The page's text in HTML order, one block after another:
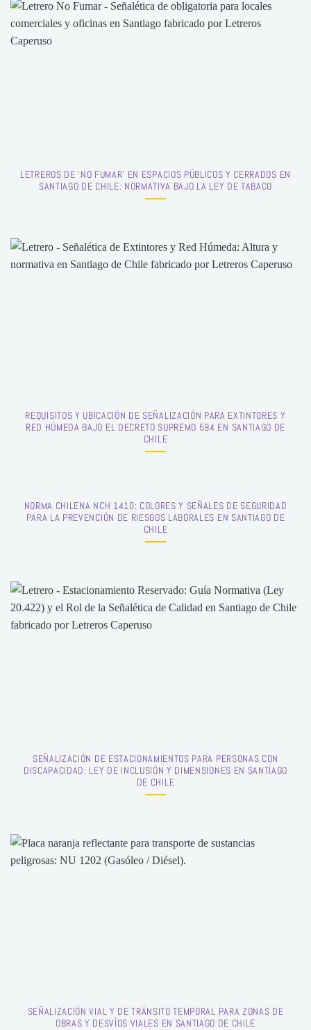
LETREROS DE ‘NO FUMAR’ EN ESPACIOS PÚBLICOS Y CERRADOS EN
SANTIAGO DE CHILE: NORMATIVA BAJO LA LEY DE TABACO
REQUISITOS Y UBICACIÓN DE SEÑALIZACIÓN PARA EXTINTORES Y
RED HÚMEDA BAJO EL DECRETO SUPREMO 594 EN SANTIAGO DE
CHILE
NORMA CHILENA NCH 1410: COLORES Y SEÑALES DE SEGURIDAD
PARA LA PREVENCIÓN DE RIESGOS LABORALES EN SANTIAGO DE
CHILE
SEÑALIZACIÓN DE ESTACIONAMIENTOS PARA PERSONAS CON
DISCAPACIDAD: LEY DE INCLUSIÓN Y DIMENSIONES EN SANTIAGO
DE CHILE
SEÑALIZACIÓN VIAL Y DE TRÁNSITO TEMPORAL PARA ZONAS DE
OBRAS Y DESVÍOS VIALES EN SANTIAGO DE CHILE